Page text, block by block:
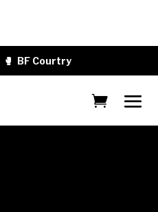
🥊 BF Courtry